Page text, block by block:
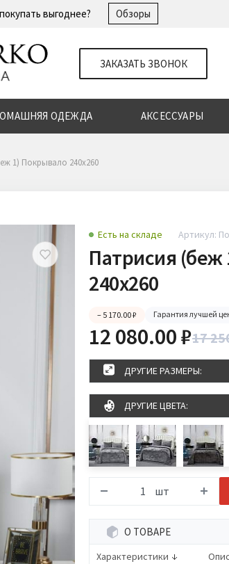
выгоднее? Обзоры
ЗАКАЗАТЬ ЗВОНОК
ОДЕЖДА АКСЕССУАРЫ
1) Покрывало 240х260
Есть на складе Артикул:
Патрисия
240х260
– 5 170.00 ₽ Гарантия лучшей
12 080.00 ₽17
ДРУГИЕ РАЗМЕРЫ:
ДРУГИЕ ЦВЕТА:
шт
О ТОВАРЕ
Характеристики